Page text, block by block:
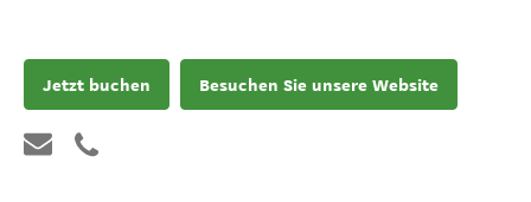
Jetzt buchen Besuchen Sie unsere Website